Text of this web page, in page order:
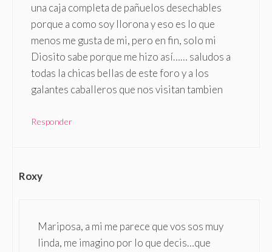
una caja completa de pañuelos desechables
porque a como soy llorona y eso es lo que
menos me gusta de mi, pero en fin, solo mi
Diosito sabe porque me hizo así…… saludos a
todas la chicas bellas de este foro y a los
galantes caballeros que nos visitan tambien
Responder
Roxy
Mariposa, a mi me parece que vos sos muy
linda, me imagino por lo que decis…que